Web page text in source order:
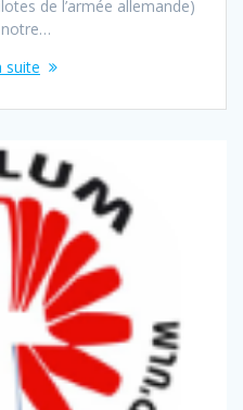
de l’armée allemande)
suite